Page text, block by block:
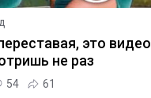
это видео
не раз
54 61